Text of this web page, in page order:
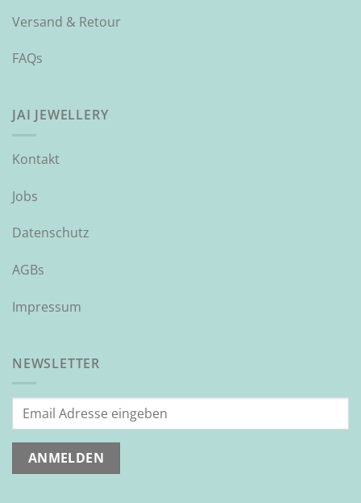
Versand & Retour
FAQs
JAI JEWELLERY
Kontakt
Jobs
Datenschutz
AGBs
Impressum
NEWSLETTER